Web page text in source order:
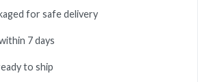
for safe delivery
7 days
to ship